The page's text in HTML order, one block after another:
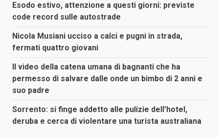
Esodo estivo, attenzione a questi giorni: previste
code record sulle autostrade
Nicola Musiani ucciso a calci e pugni in strada,
fermati quattro giovani
Il video della catena umana di bagnanti che ha
permesso di salvare dalle onde un bimbo di 2 anni e
suo padre
Sorrento: si finge addetto alle pulizie dell’hotel,
deruba e cerca di violentare una turista australiana